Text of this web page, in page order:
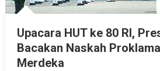
Upacara HUT ke 80 RI,
Bacakan Naskah
Merdeka